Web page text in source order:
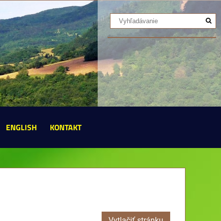
ENGLISH KONTAKT